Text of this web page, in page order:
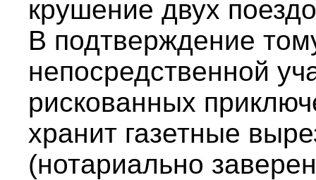
крушение двух
В подтверждение
непосредственной
рискованных
хранит газетные
(нотариально